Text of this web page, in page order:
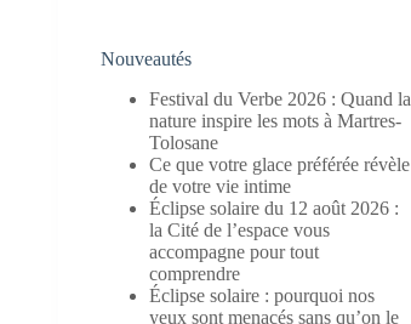
Nouveautés
Festival du Verbe 2026 : Quand la
nature inspire les mots à Martres-
Tolosane
Ce que votre glace préférée révèle
de votre vie intime
Éclipse solaire du 12 août 2026 :
la Cité de l’espace vous
accompagne pour tout
comprendre
Éclipse solaire : pourquoi nos
yeux sont menacés sans qu’on le